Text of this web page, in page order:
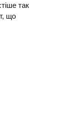
так
що